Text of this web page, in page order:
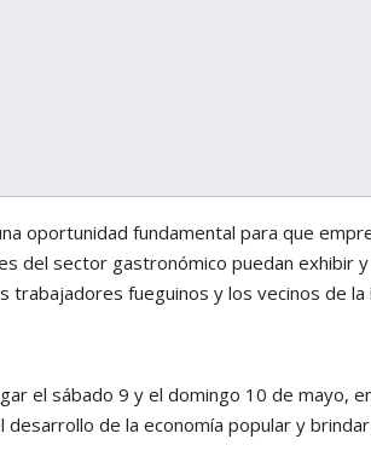
oportunidad fundamental para que
del sector gastronómico puedan exhibir
trabajadores fueguinos y los vecinos de la
el sábado 9 y el domingo 10 de mayo,
desarrollo de la economía popular y